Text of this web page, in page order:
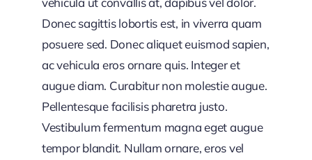
Donec sagittis lobortis est, in viverra quam
posuere sed. Donec aliquet euismod sapien,
ac vehicula eros ornare quis. Integer et
augue diam. Curabitur non molestie augue.
Pellentesque facilisis pharetra justo.
Vestibulum fermentum magna eget augue
tempor blandit. Nullam ornare, eros vel